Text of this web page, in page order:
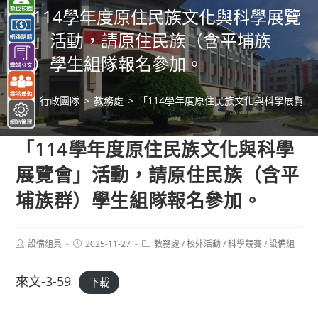
容 「114學年度原住民族文化與科學展覽
會」活動，請原住民族（含平埔族
群）學生組隊報名參加。
> 行政團隊 > 教務處 > 「114學年度原住民族文化與科學展覽
「114學年度原住民族文化與科學
展覽會」活動，請原住民族（含平
埔族群）學生組隊報名參加。
Post設備組員
Post2025-11-27
Post教務處 / 校外活動 / 科學競賽 / 設備組
來文-3-59 下載